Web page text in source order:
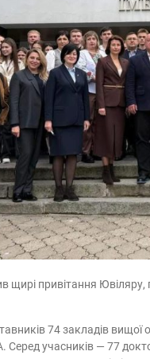
привітання Ювіляру,
74 закладів вищої
Серед учасників — 77